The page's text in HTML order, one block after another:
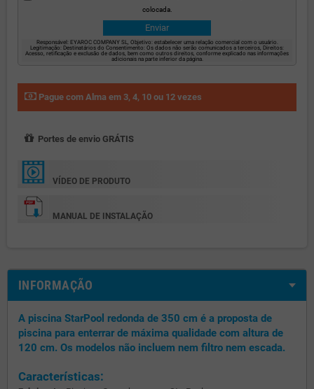
colocada.
Responsável: EYAROC COMPANY SL, Objetivo: estabelecer uma relação comercial com o usuário.
Legitimação: Destinatários do Consentimento: Os dados não serão comunicados a terceiros, Direitos:
Acesso, retificação e exclusão de dados, bem como outros direitos, conforme explicado nas informações
adicionais na parte inferior da página.
Pague com Alma em 3, 4, 10 ou 12 vezes
Portes de envio GRÁTIS
VÍDEO DE PRODUTO
MANUAL DE INSTALAÇÃO
INFORMAÇÃO
A piscina StarPool redonda de 350 cm é a proposta de
piscina para enterrar de máxima qualidade com altura de
120 cm. Os modelos não incluem nem filtro nem escada.
Características: